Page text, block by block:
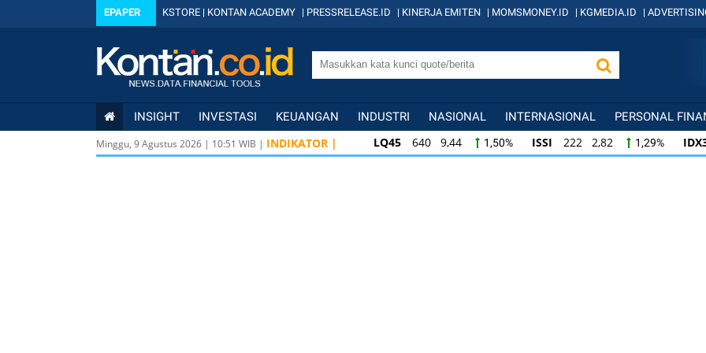
EPAPER KSTORE | KONTAN ACADEMY | PRESSRELEASE.ID | KINERJA EMITEN | MOMSMONEY.ID | KGMEDIA.ID |
INSIGHT INVESTASI KEUANGAN INDUSTRI NASIONAL INTERNASIONAL PERSONAL
Minggu, 9 Agustus 2026 | 10:51 WIB | INDIKATOR | LQ45 640 9,44 1,50% ISSI 222 2,82 1,29%
ISSI
222 2,82 1,29% IDX30 359 5,14 1,45%